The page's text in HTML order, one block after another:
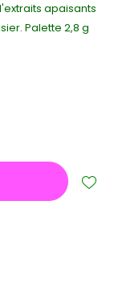
apaisants
Palette 2,8 g